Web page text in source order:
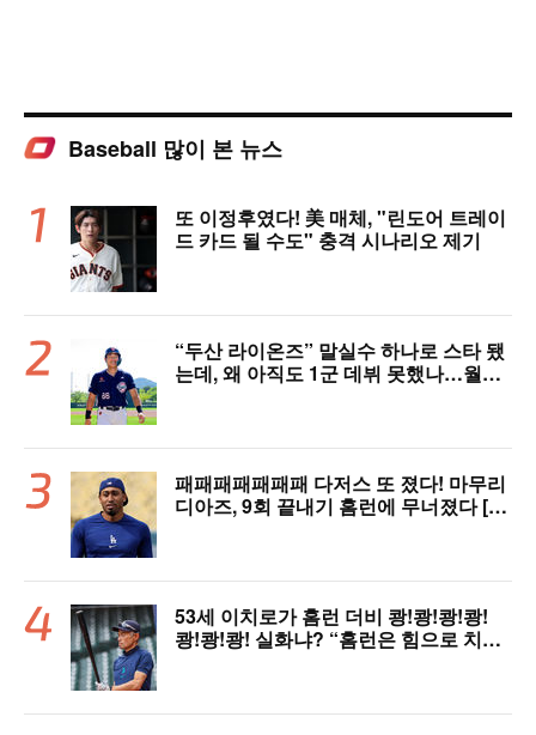
Baseball 많이 본 뉴스
또 이정후였다! 美 매체, "린도어 트레이
드 카드 될 수도" 충격 시나리오 제기
“두산 라이온즈” 말실수 하나로 스타 됐
는데, 왜 아직도 1군 데뷔 못했나…월간
패패패패패패패 다저스 또 졌다! 마무리
디아즈, 9회 끝내기 홈런에 무너졌다 [L
53세 이치로가 홈런 더비 쾅!쾅!쾅!쾅!
쾅!쾅!쾅! 실화냐? “홈런은 힘으로 치는